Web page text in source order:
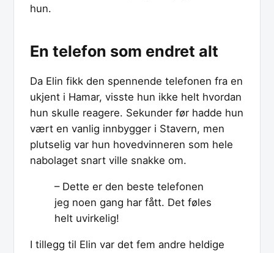
hun.
En telefon som endret alt
Da Elin fikk den spennende telefonen fra en
ukjent i Hamar, visste hun ikke helt hvordan
hun skulle reagere. Sekunder før hadde hun
vært en vanlig innbygger i Stavern, men
plutselig var hun hovedvinneren som hele
nabolaget snart ville snakke om.
– Dette er den beste telefonen
jeg noen gang har fått. Det føles
helt uvirkelig!
I tillegg til Elin var det fem andre heldige